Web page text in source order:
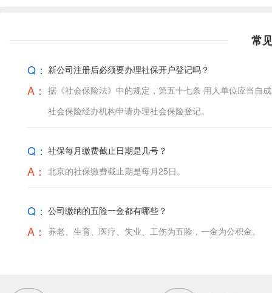
常
Q： 新公司注册后必须要办理社保开户登记吗？
A： 据《社会保险法》中的规定，第五十七条 用人单位应当自
社会保险经办机构申请办理社会保险登记。
Q： 社保每月缴费截止日期是几号？
A： 北京的社保缴费截止期是每月25日。
Q： 公司缴纳的五险一金都有哪些？
A： 养老、生育、医疗、失业、工伤为五险，一金为公积金。